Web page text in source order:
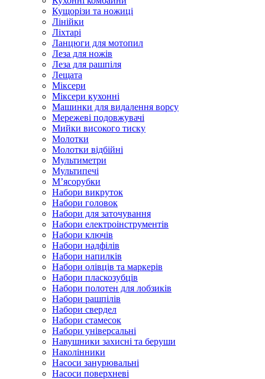
Кущорізи та ножиці
Лінійки
Ліхтарі
Ланцюги для мотопил
Леза для ножів
Леза для рашпіля
Лещата
Міксери
Міксери кухонні
Машинки для видалення ворсу
Мережеві подовжувачі
Мийки високого тиску
Молотки
Молотки відбійні
Мультиметри
Мультипечі
М’ясорубки
Набори викруток
Набори головок
Набори для заточування
Набори електроінструментів
Набори ключів
Набори надфілів
Набори напилків
Набори олівців та маркерів
Набори пласкозубців
Набори полотен для лобзиків
Набори рашпілів
Набори свердел
Набори стамесок
Набори універсальні
Навушники захисні та беруши
Наколінники
Насоси занурювальні
Насоси поверхневі